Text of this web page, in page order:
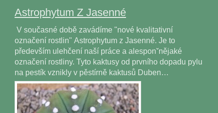
Astrophytum Z Jasenné
V současné době zavádíme "nové kvalitativní
označení rostlin" Astrophytum z Jasenné. Je to
především ulehčení naší práce a alesponˇnějaké
označení rostliny. Tyto kaktusy od prvního dopadu pylu
na pestík vznikly v pěstírně kaktusů Duben…